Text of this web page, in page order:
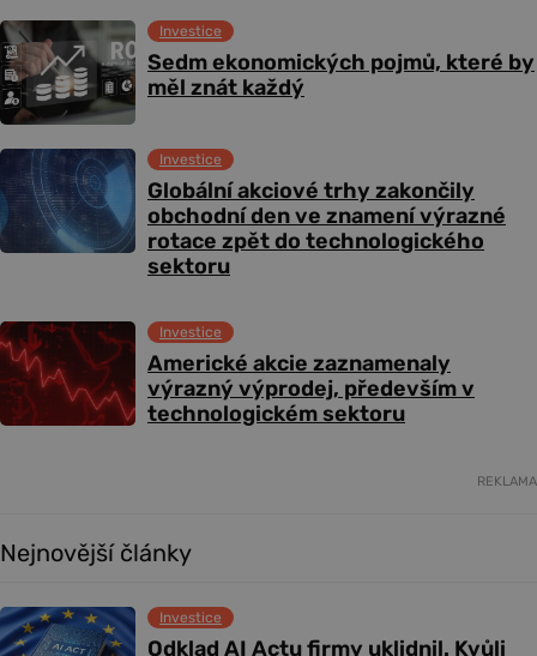
Sedm ekonomických pojmů, které by
měl znát každý
Investice
Globální akciové trhy zakončily
obchodní den ve znamení výrazné
rotace zpět do technologického
sektoru
Investice
Americké akcie zaznamenaly
výrazný výprodej, především v
technologickém sektoru
Investice
REKLAMA
Nejnovější články
Odklad AI Actu firmy uklidnil. Kvůli
Investice